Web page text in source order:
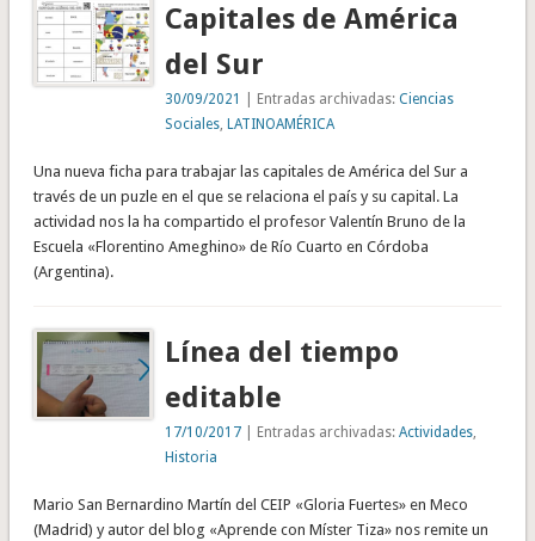
Capitales de América
del Sur
30/09/2021 | Entradas archivadas:Ciencias
Sociales ,LATINOAMÉRICA
Una nueva ficha para trabajar las capitales de América del Sur a
través de un puzle en el que se relaciona el país y su capital. La
actividad nos la ha compartido el profesor Valentín Bruno de la
Escuela «Florentino Ameghino» de Río Cuarto en Córdoba
(Argentina).
Línea del tiempo
editable
17/10/2017 | Entradas archivadas:Actividades
Historia
Mario San Bernardino Martín del CEIP «Gloria Fuertes» en Meco
(Madrid) y autor del blog «Aprende con Míster Tiza» nos remite un